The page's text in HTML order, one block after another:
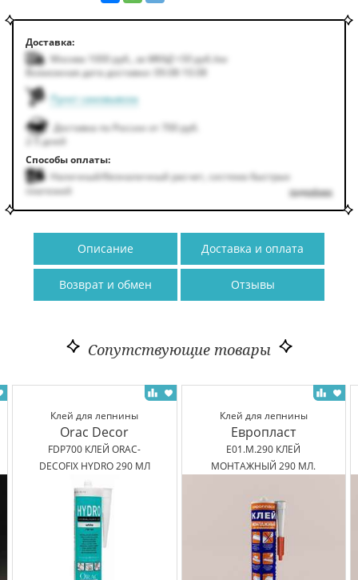
Доставка:
Москва 1000руб. за МКАД +50руб./км
Возможная дата доставки: 09.08-10.08
Пункт самовывоза
Доставка по России от 700 руб.
2-5 дней
Способы оплаты:
Наличный/безналичный расчет, система быстрых
платежей
подробнее
Описание Доставка и оплата
Возврат и обмен Отзывы
Сопутствующие товары
Клей для лепнины
Orac Decor
FDP700 КЛЕЙ ORAC-
DECOFIX HYDRO 290 МЛ
Клей для лепнины
Европласт
E01.M.290 КЛЕЙ
МОНТАЖНЫЙ 290 МЛ.